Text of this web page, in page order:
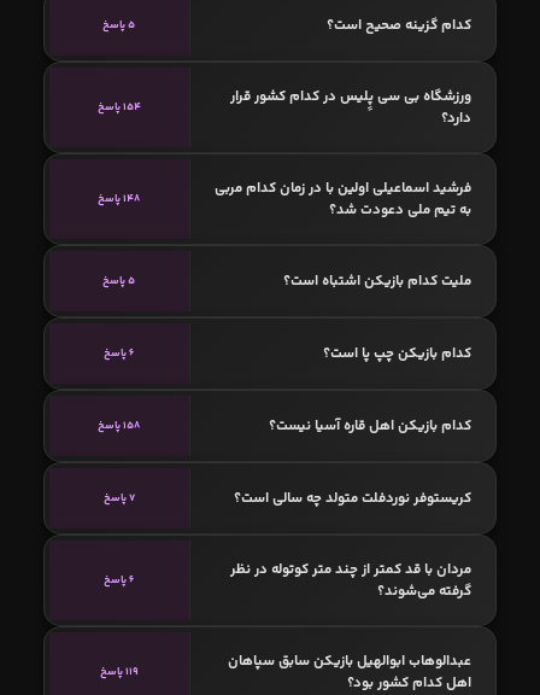
کدام گزینه صحیح است؟ 5 پاسخ
ورزشگاه بی سی پٍلیس در کدام کشور قرار
دارد؟
154 پاسخ
فرشید اسماعیلی اولین با در زمان کدام مربی
به تیم ملی دعودت شد؟
148 پاسخ
ملیت کدام بازیکن اشتباه است؟ 5 پاسخ
کدام بازیکن چپ پا است؟ 6 پاسخ
کدام بازیکن اهل قاره آسیا نیست؟ 158 پاسخ
کریستوفر نوردفلت متولد چه سالی است؟ 7 پاسخ
مردان با قد کمتر از چند متر کوتوله در نظر
گرفته می‌شوند؟
6 پاسخ
عبدالوهاب ابوالهیل بازیکن سابق سپاهان
اهل کدام کشور بود؟
119 پاسخ